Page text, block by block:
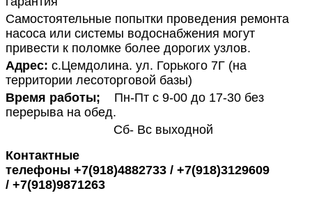
Самостоятельные попытки проведения ремонта
насоса или системы водоснабжения могут
привести к поломке более дорогих узлов.
Адрес: с.Цемдолина. ул. Горького 7Г (на
территории лесоторговой базы)
Время работы; Пн-Пт с 9-00 до 17-30 без
перерыва на обед.
Сб- Вс выходной
Контактные
телефоны +7(918)4882733 / +7(918)3129609
/ +7(918)9871263